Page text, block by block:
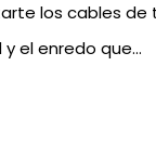
los cables de
el enredo que…